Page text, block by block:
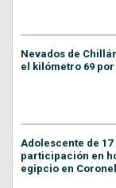
Nevados de
el kilómetro 69
Adolescente de
participación en
egipcio en Coronel